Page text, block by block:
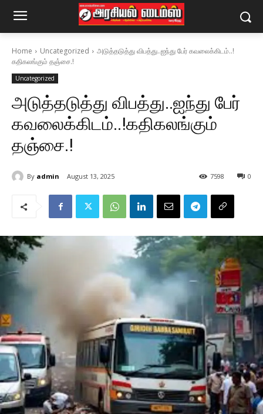
Home Uncategorized
அடுத்தடுத்து விபத்து..ஐந்து பேர் கவலைக்கிடம்..!
கதிகலங்கும் தஞ்சை.!
Uncategorized
அடுத்தடுத்து விபத்து..ஐந்து பேர்
கவலைக்கிடம்..!கதிகலங்கும்
தஞ்சை.!
By admin August 13, 2025 0
7598